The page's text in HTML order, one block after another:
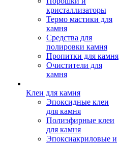
кристаллизаторы
Термо мастики для
камня
Средства для
полировки камня
Пропитки для камня
Очистители для
камня
Клеи для камня
Эпоксидные клеи
для камня
Полиэфирные клеи
для камня
Эпоксиакриловые и